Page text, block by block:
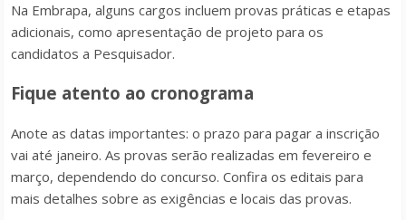
Na Embrapa, alguns cargos incluem provas práticas e etapas
adicionais, como apresentação de projeto para os
candidatos a Pesquisador.
Fique atento ao cronograma
Anote as datas importantes: o prazo para pagar a inscrição
vai até janeiro. As provas serão realizadas em fevereiro e
março, dependendo do concurso. Confira os editais para
mais detalhes sobre as exigências e locais das provas.